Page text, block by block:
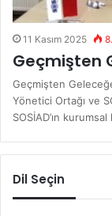
11 Kasım 2025
Geçmişten
Geçmişten
Yönetici Ortağı ve
SOSİAD’ın
Dil Seçin